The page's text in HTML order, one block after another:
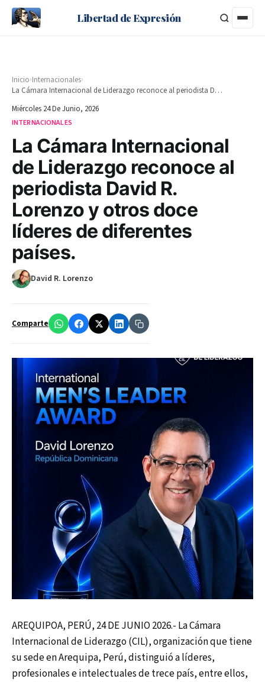
Libertad de Expresión
Inicio›Internacionales›
La Cámara Internacional de Liderazgo reconoce al periodista David R. Lorenzo y otros doce líderes de diferentes países.
Miércoles 24 De Junio, 2026
INTERNACIONALES
La Cámara Internacional
de Liderazgo reconoce al
periodista David R.
Lorenzo y otros doce
líderes de diferentes
países.
David R. Lorenzo
Comparte
AREQUIPOA, PERÚ, 24 DE JUNIO 2026.- La Cámara
Internacional de Liderazgo (CIL), organización que tiene
su sede en Arequipa, Perú, distinguió a líderes,
profesionales e intelectuales de trece país, entre ellos,